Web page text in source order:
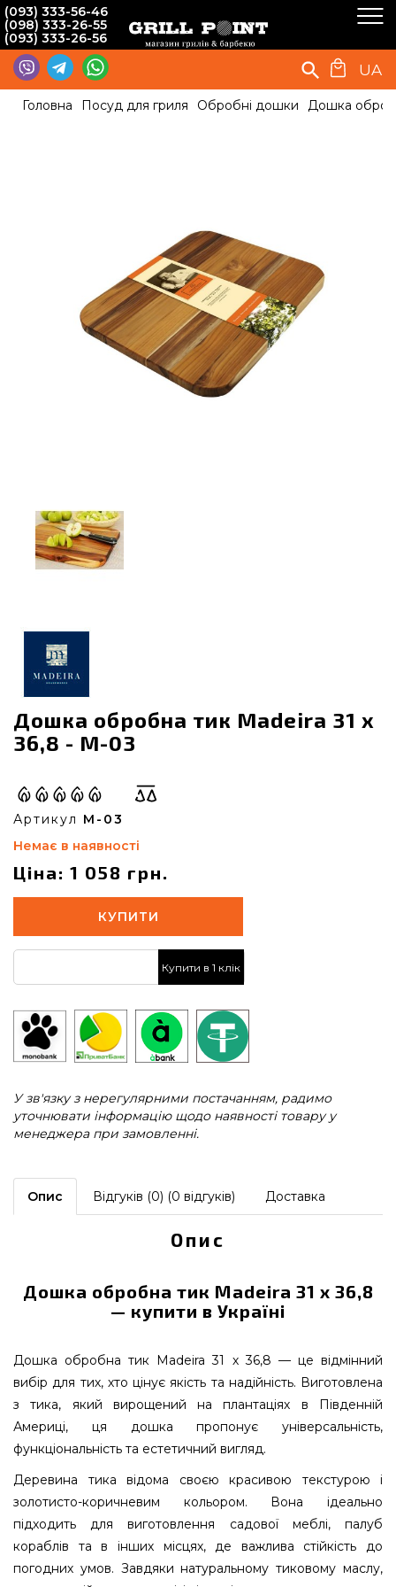
(093) 333-56-46
(098) 333-26-55
(093) 333-26-56
UA
Головна Посуд для гриля Обробні дошки Дошка
Дошка обробна тик Madeira 31 х
36,8 - M-03
Артикул M-03
Немає в наявності
Ціна: 1 058 грн.
КУПИТИ
Купити в 1 клік
У зв'язку з нерегулярними постачанням, радимо
уточнювати інформацію щодо наявності товару у
менеджера при замовленні.
Опис Відгуків (0) (0 відгуків) Доставка
Опис
Дошка обробна тик Madeira 31 х 36,8
— купити в Україні
Дошка обробна тик Madeira 31 х 36,8 — це відмінний
вибір для тих, хто цінує якість та надійність. Виготовлена
з тика, який вирощений на плантаціях в Південній
Америці, ця дошка пропонує універсальність,
функціональність та естетичний вигляд.
Деревина тика відома своєю красивою текстурою і
золотисто-коричневим кольором. Вона ідеально
підходить для виготовлення садової меблі, палуб
кораблів та в інших місцях, де важлива стійкість до
погодних умов. Завдяки натуральному тиковому маслу,